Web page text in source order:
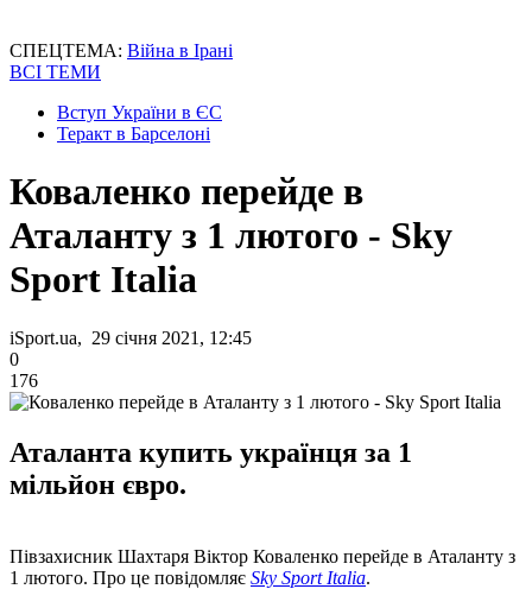
СПЕЦТЕМА: Війна в Ірані
ВСІ ТЕМИ
Вступ України в ЄС
Теракт в Барселоні
Коваленко перейде в
Аталанту з 1 лютого - Sky
Sport Italia
iSport.ua, 29 січня 2021, 12:45
0
176
Аталанта купить українця за 1
мільйон євро.
Півзахисник Шахтаря Віктор Коваленко перейде в Аталанту з
1 лютого. Про це повідомляє Sky Sport Italia.